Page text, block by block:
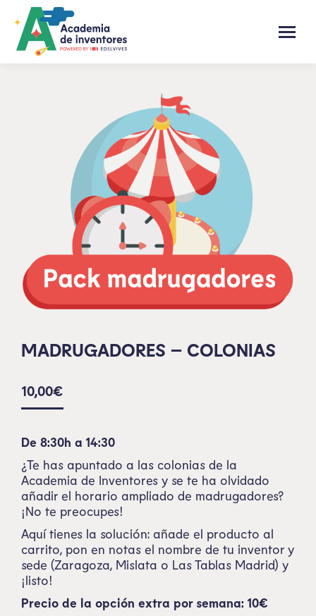
MADRUGADORES – COLONIAS
10,00€
De 8:30h a 14:30
¿Te has apuntado a las colonias de la
Academia de Inventores y se te ha olvidado
añadir el horario ampliado de madrugadores?
¡No te preocupes!
Aquí tienes la solución: añade el producto al
carrito, pon en notas el nombre de tu inventor y
sede (Zaragoza, Mislata o Las Tablas Madrid) y
¡listo!
Precio de la opción extra por semana: 10€